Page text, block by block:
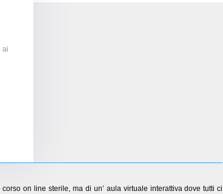
ai
on line sterile, ma di un’ aula virtuale interattiva dove tutti ci